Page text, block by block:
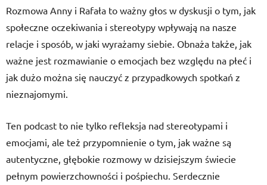
Rozmowa Anny i Rafała to ważny głos w dyskusji o tym, jak
społeczne oczekiwania i stereotypy wpływają na nasze
relacje i sposób, w jaki wyrażamy siebie. Obnaża także, jak
ważne jest rozmawianie o emocjach bez względu na płeć i
jak dużo można się nauczyć z przypadkowych spotkań z
nieznajomymi.
Ten podcast to nie tylko refleksja nad stereotypami i
emocjami, ale też przypomnienie o tym, jak ważne są
autentyczne, głębokie rozmowy w dzisiejszym świecie
pełnym powierzchowności i pośpiechu. Serdecznie